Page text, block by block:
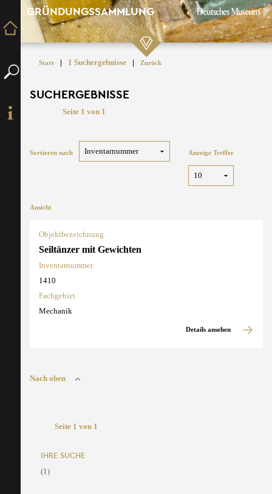
GRÜNDUNGSSAMMLUNG
Start | 1 Suchergebnisse | Zurück
SUCHERGEBNISSE
Seite 1 von 1
Sortieren nach Anzeige Treffer
Ansicht
Objektbezeichnung
Seiltänzer mit Gewichten
Inventarnummer
1410
Fachgebiet
Mechanik
Details ansehen
Nach oben
Seite 1 von 1
IHRE SUCHE
(1)